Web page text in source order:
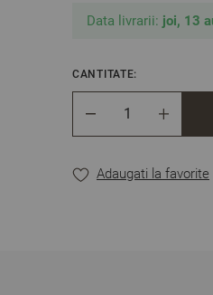
Data livrarii: joi, 13
CANTITATE:
Adaugati la favorite